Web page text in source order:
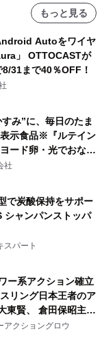
もっと見る
Autoをワイヤ
」 OTTOCASTが
31まで40％OFF！
み”に、毎日のたま
示食品※『ルテイン
ード卵・光でおなじ
より8月以降順次発
社
で炭酸保持をサポー
シャンパンストッパ
スパート
ー系アクション確立
リング日本王者のア
東賢、 倉田保昭主演
倉田保昭、 サモ・ハ
演 国際舞台へ活躍
クショングロウ